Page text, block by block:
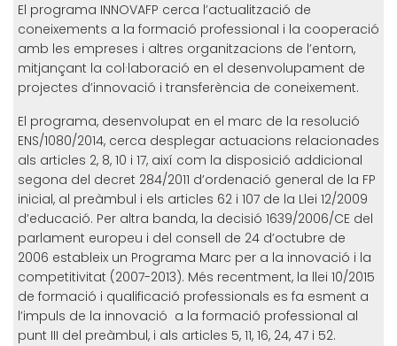
El programa INNOVAFP cerca l’actualització de
coneixements a la formació professional i la cooperació
amb les empreses i altres organitzacions de l’entorn,
mitjançant la col·laboració en el desenvolupament de
projectes d’innovació i transferència de coneixement.
El programa, desenvolupat en el marc de la resolució
ENS/1080/2014, cerca desplegar actuacions relacionades
als articles 2, 8, 10 i 17, així com la disposició addicional
segona del decret 284/2011 d’ordenació general de la FP
inicial, al preàmbul i els articles 62 i 107 de la Llei 12/2009
d’educació. Per altra banda, la decisió 1639/2006/CE del
parlament europeu i del consell de 24 d’octubre de
2006 estableix un Programa Marc per a la innovació i la
competitivitat (2007-2013). Més recentment, la llei 10/2015
de formació i qualificació professionals es fa esment a
l’impuls de la innovació a la formació professional al
punt III del preàmbul, i als articles 5, 11, 16, 24, 47 i 52.